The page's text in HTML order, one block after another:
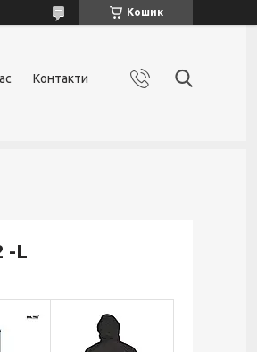
Кошик
Контакти
-L